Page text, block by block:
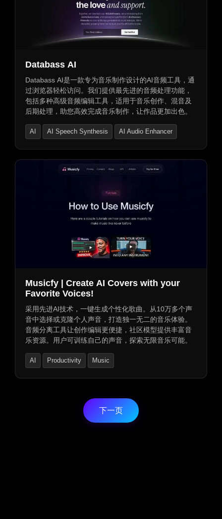
Databass AI
Databass AI是一款专为音乐制作设计的AI音频工具，通
过浏览器轻松访问。我们提供最先进的音频处理功能，
包括多种高级音频编辑工具，适用于音乐创作、混音及
后期处理，助您高效完成音乐制作，让作品更加出色。
AI AI Speech Synthesis AI Audio Enhancer
Musicfy | Create AI Covers with your
Favorite Voices!
采用先进AI技术，一键生成个性化歌曲。从10万多个声
音中选择或克隆个人声音，打造独一无二的音乐体验。
音频分离工具让创作编辑更便捷，社区模型提供丰富音
乐资源。用户可训练自己的声音，探索无限音乐可能。
AI Productivity Music
下一页